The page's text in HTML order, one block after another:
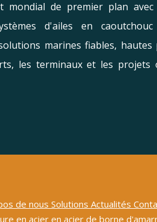
mondial de premier plan
d'ailes en
marines fiables, hautes
les terminaux et les projets
de nous Solutions Actualités
en acier en acier de borne